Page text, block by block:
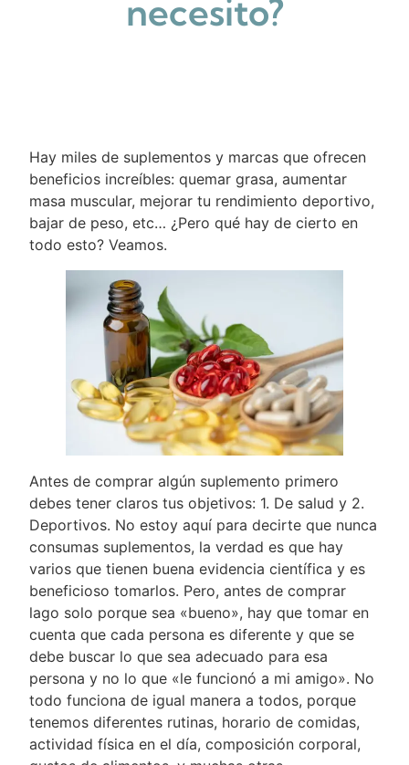
necesito?
Hay miles de suplementos y marcas que ofrecen
beneficios increíbles: quemar grasa, aumentar
masa muscular, mejorar tu rendimiento deportivo,
bajar de peso, etc… ¿Pero qué hay de cierto en
todo esto? Veamos.
Antes de comprar algún suplemento primero
debes tener claros tus objetivos: 1. De salud y 2.
Deportivos. No estoy aquí para decirte que nunca
consumas suplementos, la verdad es que hay
varios que tienen buena evidencia científica y es
beneficioso tomarlos. Pero, antes de comprar
lago solo porque sea «bueno», hay que tomar en
cuenta que cada persona es diferente y que se
debe buscar lo que sea adecuado para esa
persona y no lo que «le funcionó a mi amigo». No
todo funciona de igual manera a todos, porque
tenemos diferentes rutinas, horario de comidas,
actividad física en el día, composición corporal,